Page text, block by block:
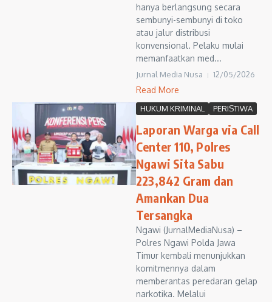
hanya berlangsung secara
sembunyi-sembunyi di toko
atau jalur distribusi
konvensional. Pelaku mulai
memanfaatkan med...
Jurnal Media Nusa 12/05/2026
Read More
HUKUM KRIMINAL PERISTIWA
Laporan Warga via Call
Center 110, Polres
Ngawi Sita Sabu
223,842 Gram dan
Amankan Dua
Tersangka
Ngawi (JurnalMediaNusa) –
Polres Ngawi Polda Jawa
Timur kembali menunjukkan
komitmennya dalam
memberantas peredaran gelap
narkotika. Melalui